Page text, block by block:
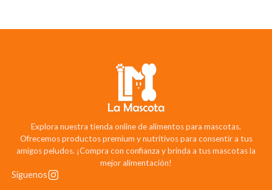
Explora nuestra tienda online de alimentos para mascotas.
Ofrecemos productos premium y nutritivos para consentir a tus
amigos peludos. ¡Compra con confianza y brinda a tus mascotas la
mejor alimentación!
Síguenos